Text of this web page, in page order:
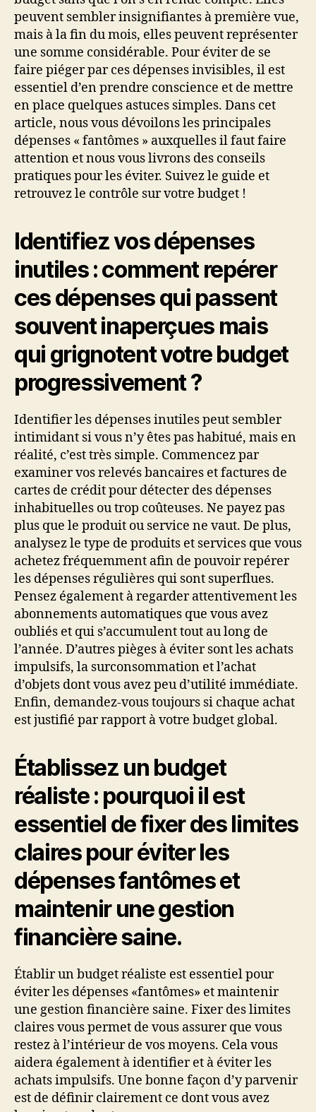
peuvent sembler insignifiantes à première vue,
mais à la fin du mois, elles peuvent représenter
une somme considérable. Pour éviter de se
faire piéger par ces dépenses invisibles, il est
essentiel d’en prendre conscience et de mettre
en place quelques astuces simples. Dans cet
article, nous vous dévoilons les principales
dépenses « fantômes » auxquelles il faut faire
attention et nous vous livrons des conseils
pratiques pour les éviter. Suivez le guide et
retrouvez le contrôle sur votre budget !
Identifiez vos dépenses
inutiles : comment repérer
ces dépenses qui passent
souvent inaperçues mais
qui grignotent votre budget
progressivement ?
Identifier les dépenses inutiles peut sembler
intimidant si vous n’y êtes pas habitué, mais en
réalité, c’est très simple. Commencez par
examiner vos relevés bancaires et factures de
cartes de crédit pour détecter des dépenses
inhabituelles ou trop coûteuses. Ne payez pas
plus que le produit ou service ne vaut. De plus,
analysez le type de produits et services que vous
achetez fréquemment afin de pouvoir repérer
les dépenses régulières qui sont superflues.
Pensez également à regarder attentivement les
abonnements automatiques que vous avez
oubliés et qui s’accumulent tout au long de
l’année. D’autres pièges à éviter sont les achats
impulsifs, la surconsommation et l’achat
d’objets dont vous avez peu d’utilité immédiate.
Enfin, demandez-vous toujours si chaque achat
est justifié par rapport à votre budget global.
Établissez un budget
réaliste : pourquoi il est
essentiel de fixer des limites
claires pour éviter les
dépenses fantômes et
maintenir une gestion
financière saine.
Établir un budget réaliste est essentiel pour
éviter les dépenses «fantômes» et maintenir
une gestion financière saine. Fixer des limites
claires vous permet de vous assurer que vous
restez à l’intérieur de vos moyens. Cela vous
aidera également à identifier et à éviter les
achats impulsifs. Une bonne façon d’y parvenir
est de définir clairement ce dont vous avez